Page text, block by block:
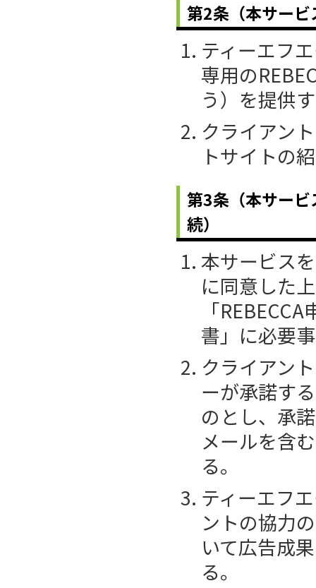
第2条（本サー
ティーエフ
専用の
う）を提供
クライアン
トサイトの
第3条（本サー
続）
本サービス
に同意した
「
書」に必要
クライアン
ーが承諾す
のとし、承
メールを含
る。
ティーエフ
ントの協力
いて広告成
る。